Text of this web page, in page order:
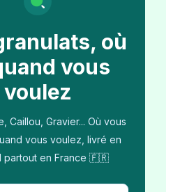
où
vous
voulez
Caillou, Gravier... Où vous
vous voulez, livré en
partout en France 🇫🇷